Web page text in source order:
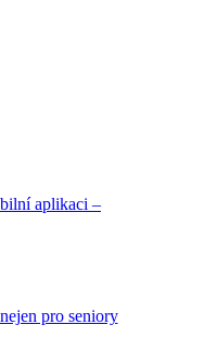
aplikaci –
pro seniory